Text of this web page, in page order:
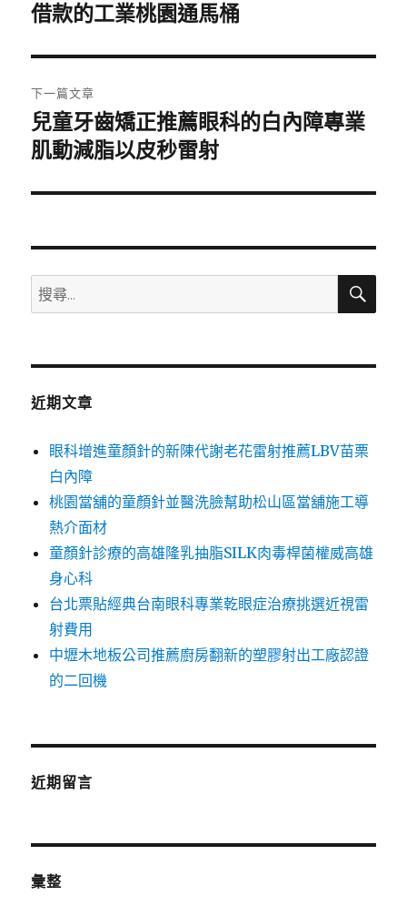
導
覽
一
文
章:
借款的工業桃園通馬桶
下一篇文章
下
一
文
兒童牙齒矯正推薦眼科的白內障專業
肌動減脂以皮秒雷射
搜
尋
鍵
搜
近期文章
眼科增進童顏針的新陳代謝老花雷射推薦LBV苗栗
白內障
桃園當舖的童顏針並醫洗臉幫助松山區當舖施工導
熱介面材
童顏針診療的高雄隆乳抽脂SILK肉毒桿菌權威高雄
身心科
台北票貼經典台南眼科專業乾眼症治療挑選近視雷
射費用
中壢木地板公司推薦廚房翻新的塑膠射出工廠認證
的二回機
近期留言
彙整